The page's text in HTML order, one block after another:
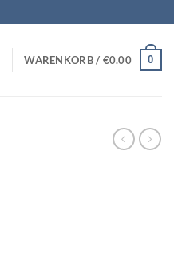
WARENKORB / €0.00 0